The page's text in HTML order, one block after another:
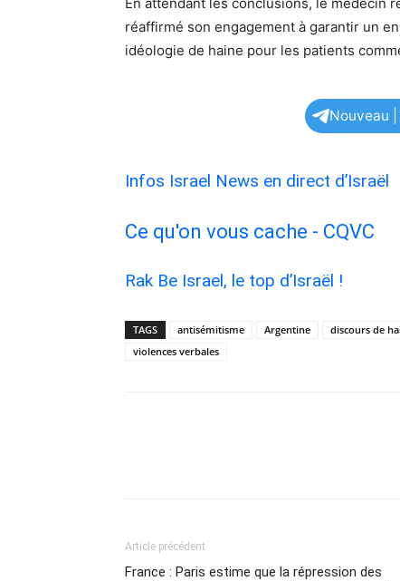
réaffirmé son engagement à garantir un
idéologie de haine pour les patients
Nouveau
Infos Israel News en direct d’Israël
Ce qu'on vous cache - CQVC
Rak Be Israel, le top d’Israël !
TAGS antisémitisme Argentine discours de
violences verbales
Article précédent
France : Paris estime que la répression des